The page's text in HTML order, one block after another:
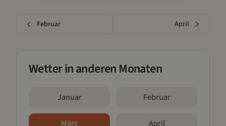
Februar April
Wetter in anderen Monaten
Januar Februar
März April